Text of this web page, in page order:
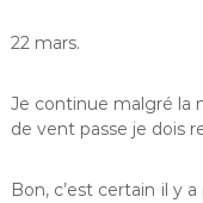
22 mars.
Je continue malgré la
de vent passe je dois
Bon, c’est certain il y